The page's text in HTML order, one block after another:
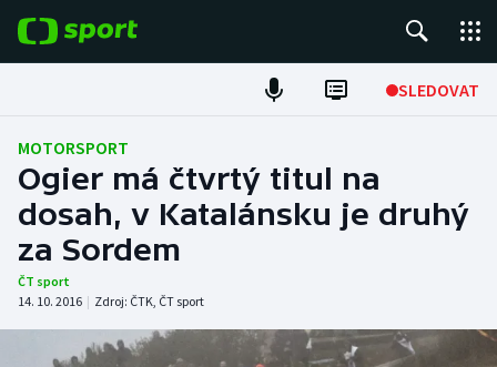
SLEDOVAT
Fotbal
Hokej
Tenis
Atletika
Cyklistika
MOTORSPORT
Ogier má čtvrtý titul na
dosah, v Katalánsku je druhý
za Sordem
ČT sport
14. 10. 2016 | Zdroj: ČTK, ČT sport